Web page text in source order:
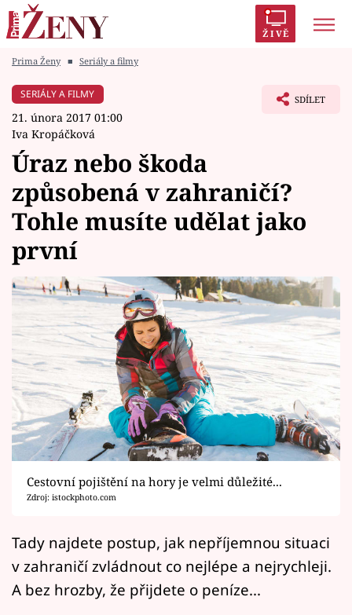
ŽIVĚ
Módní alarm
Témata
Celebrity
Vztahy
Seriály
Horoskopy
Sledujte prima+
Filmový festival Karlovy Vary
Přihlášení
Prima Ženy ■ Seriály a filmy
SERIÁLY A FILMY
21. února 2017 01:00
Iva Kropáčková
SDÍLET
Úraz nebo škoda
způsobená v zahraničí?
Tohle musíte udělat jako
první
Cestovní pojištění na hory je velmi důležité...
Zdroj: istockphoto.com
Tady najdete postup, jak nepříjemnou situaci
v zahraničí zvládnout co nejlépe a nejrychleji.
A bez hrozby, že přijdete o peníze...